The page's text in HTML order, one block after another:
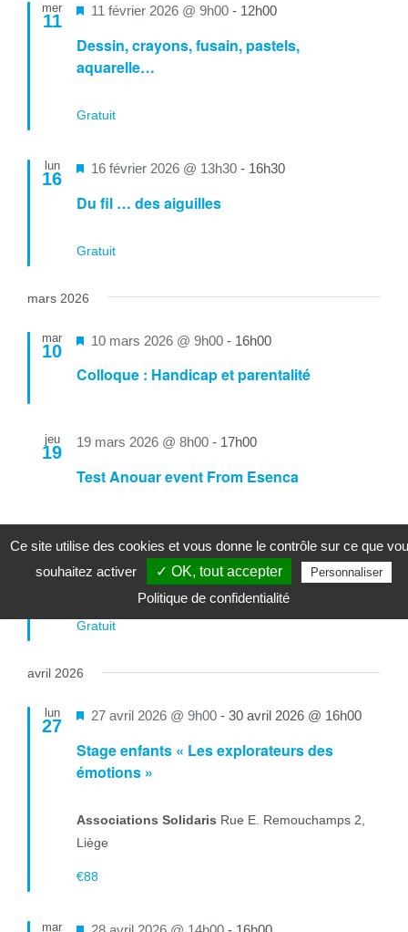
mer
11
Dessin, crayons, fusain, pastels,
aquarelle…
Mis
11 février 2026 @ 9h00 - 12h00
Gratuit
lun
16
Du fil … des aiguilles
Mis
16 février 2026 @ 13h30 - 16h30
Gratuit
mars 2026
mar
10
Colloque : Handicap et parentalité
Mis
10 mars 2026 @ 9h00 - 16h00
jeu
19
Test Anouar event From Esenca
19 mars 2026 @ 8h00 - 17h00
mar
24
Ma vie, c’est ma vie …
Mis
en
24 mars 2026 @ 14h00-16h00
Gratuit
avril 2026
lun
27
Stage enfants « Les explorateurs des
émotions »
Mis
avant
27 avril 2026 @ 9h00 - 30 avril 2026 @ 16h00
Associations Solidaris Rue E. Remouchamps 2,
Liège
€88
mar
Mis
Ce site utilise des cookies et vous donne le contrôle sur ce que
souhaitez activer
✓ OK, tout accepter Personnaliser
Politique de confidentialité